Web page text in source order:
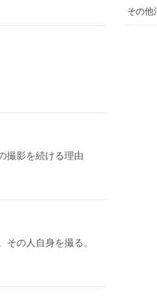
撮影を続ける理由
の人自身を撮る。
その他